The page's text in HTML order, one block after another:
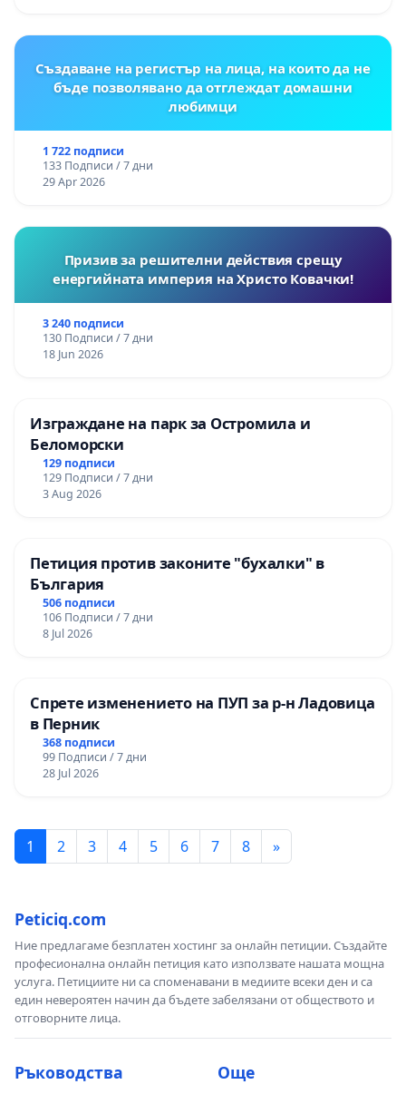
Създаване на регистър на лица, на които да не
бъде позволявано да отглеждат домашни
любимци
1 722 подписи
133 Подписи / 7 дни
29 Apr 2026
Призив за решителни действия срещу
енергийната империя на Христо Ковачки!
3 240 подписи
130 Подписи / 7 дни
18 Jun 2026
Изграждане на парк за Остромила и
Беломорски
129 подписи
129 Подписи / 7 дни
3 Aug 2026
Петиция против законите "бухалки" в
България
506 подписи
106 Подписи / 7 дни
8 Jul 2026
Спрете изменението на ПУП за р-н Ладовица
в Перник
368 подписи
99 Подписи / 7 дни
28 Jul 2026
1 2 3 4 5 6 7 8 »
Peticiq.com
Ние предлагаме безплатен хостинг за онлайн петиции. Създайте
професионална онлайн петиция като използвате нашата мощна
услуга. Петициите ни са споменавани в медиите всеки ден и са
един невероятен начин да бъдете забелязани от обществото и
отговорните лица.
Ръководства Още